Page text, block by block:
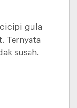
gula
Ternyata
susah.